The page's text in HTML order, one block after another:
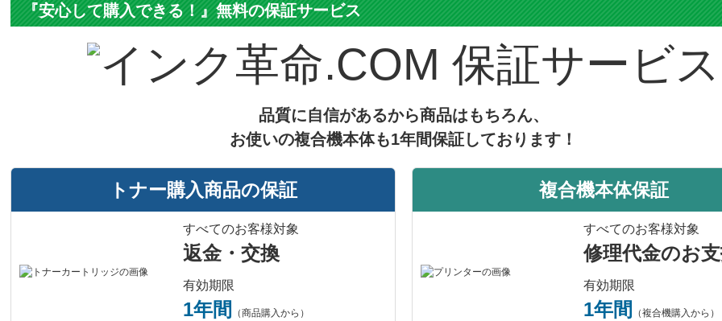
『安心して購入できる！』無料の保証サービス
保証サービス
品質に自信があるから商品はもちろん、
お使いの複合機本体も1年間保証しております！
トナー購入商品の保証
すべてのお客様対象
返金・交換
有効期限
1年間 （商品購入から）
複合機本体保証
すべてのお客様対象
修理代金のお
有効期限
1年間 （複合機購入から）